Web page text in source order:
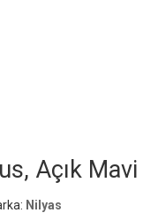
Açık Mavi
Nilyas